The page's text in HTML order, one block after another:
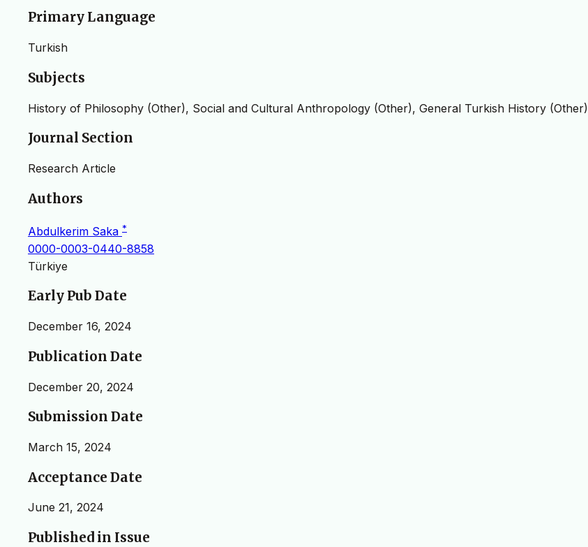
Primary Language
Turkish
Subjects
History of Philosophy (Other), Social and Cultural Anthropology (Other), General Turkish History (Other)
Journal Section
Research Article
Authors
Abdulkerim Saka *
0000-0003-0440-8858
Türkiye
Early Pub Date
December 16, 2024
Publication Date
December 20, 2024
Submission Date
March 15, 2024
Acceptance Date
June 21, 2024
Published in Issue